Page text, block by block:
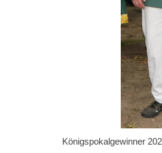
Königspokalgewinner